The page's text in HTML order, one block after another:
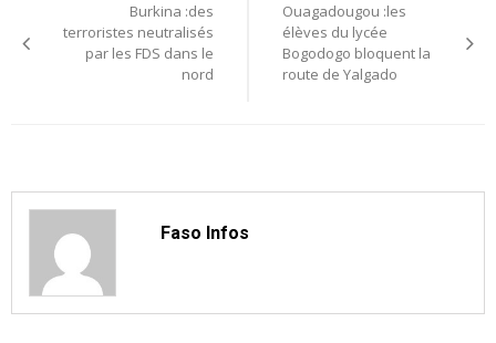
de
l’article
Burkina :des
terroristes neutralisés
par les FDS dans le
nord
Ouagadougou :les
élèves du lycée
Bogodogo bloquent la
route de Yalgado
Faso Infos